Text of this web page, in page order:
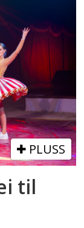
PLUSS
til